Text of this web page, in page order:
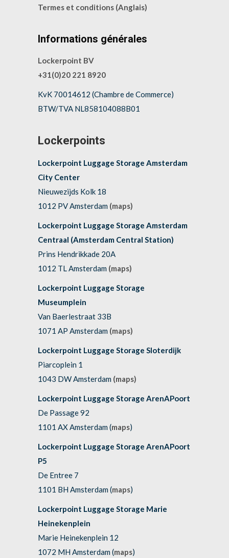
Termes et conditions (Anglais)
Informations générales
Lockerpoint BV
+31(0)20 221 8920
KvK 70014612 (Chambre de Commerce)
BTW/TVA NL858104088B01
Lockerpoints
Lockerpoint Luggage Storage Amsterdam
City Center
Nieuwezijds Kolk 18
1012 PV Amsterdam (maps)
Lockerpoint Luggage Storage Amsterdam
Centraal (Amsterdam Central Station)
Prins Hendrikkade 20A
1012 TL Amsterdam (maps)
Lockerpoint Luggage Storage
Museumplein
Van Baerlestraat 33B
1071 AP Amsterdam (maps)
Lockerpoint Luggage Storage Sloterdijk
Piarcoplein 1
1043 DW Amsterdam (maps)
Lockerpoint Luggage Storage ArenAPoort
De Passage 92
1101 AX Amsterdam (maps)
Lockerpoint Luggage Storage ArenAPoort
P5
De Entree 7
1101 BH Amsterdam (maps)
Lockerpoint Luggage Storage Marie
Heinekenplein
Marie Heinekenplein 12
1072 MH Amsterdam (maps)